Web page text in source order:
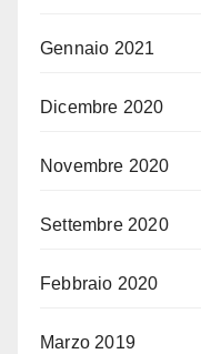
Gennaio 2021
Dicembre 2020
Novembre 2020
Settembre 2020
Febbraio 2020
Marzo 2019